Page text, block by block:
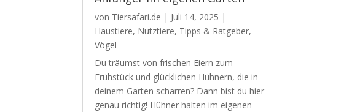
von Tiersafari.de | Juli 14, 2025 |
Haustiere, Nutztiere, Tipps & Ratgeber,
Vögel
Du träumst von frischen Eiern zum
Frühstück und glücklichen Hühnern, die in
deinem Garten scharren? Dann bist du hier
genau richtig! Hühner halten im eigenen